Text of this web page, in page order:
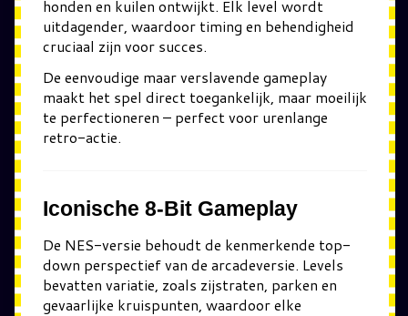
honden en kuilen ontwijkt. Elk level wordt
uitdagender, waardoor timing en behendigheid
cruciaal zijn voor succes.
De eenvoudige maar verslavende gameplay
maakt het spel direct toegankelijk, maar moeilijk
te perfectioneren – perfect voor urenlange
retro-actie.
Iconische 8-Bit Gameplay
De NES-versie behoudt de kenmerkende top-
down perspectief van de arcadeversie. Levels
bevatten variatie, zoals zijstraten, parken en
gevaarlijke kruispunten, waardoor elke